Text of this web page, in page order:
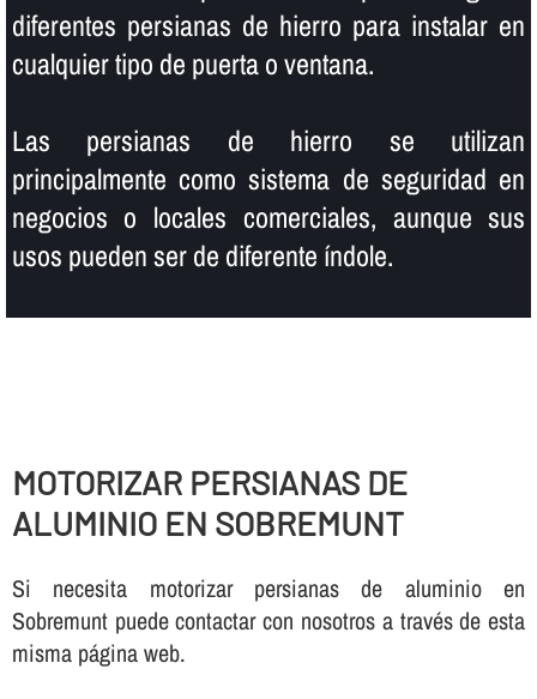
diferentes persianas de hierro para instalar en
cualquier tipo de puerta o ventana.
Las persianas de hierro se utilizan
principalmente como sistema de seguridad en
negocios o locales comerciales, aunque sus
usos pueden ser de diferente í­ndole.
MOTORIZAR PERSIANAS DE
ALUMINIO EN SOBREMUNT
Si necesita motorizar persianas de aluminio en
Sobremunt puede contactar con nosotros a través de esta
misma página web.